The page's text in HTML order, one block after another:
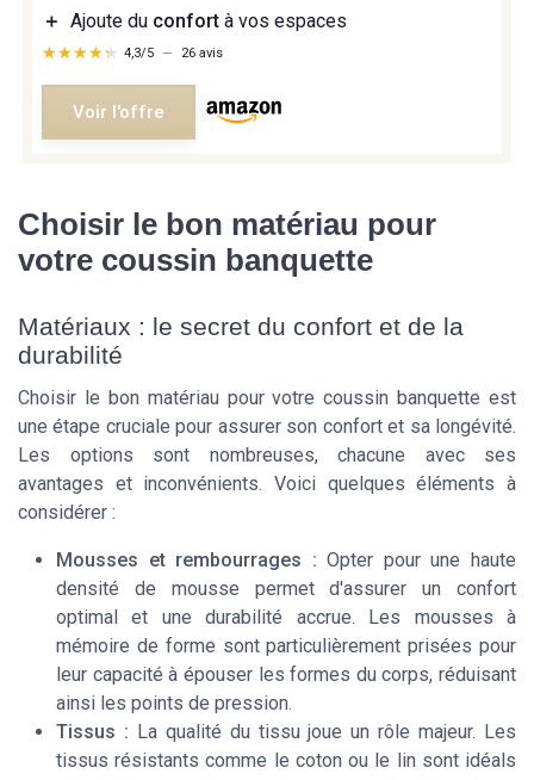
＋ Ajoute du confort à vos espaces
★★★★★
★★★★★ 4,3/5 — 26 avis
Voir l'offre
Choisir le bon matériau pour
votre coussin banquette
Matériaux : le secret du confort et de la
durabilité
Choisir le bon matériau pour votre coussin banquette est
une étape cruciale pour assurer son confort et sa longévité.
Les options sont nombreuses, chacune avec ses
avantages et inconvénients. Voici quelques éléments à
considérer :
Mousses et rembourrages : Opter pour une haute
densité de mousse permet d'assurer un confort
optimal et une durabilité accrue. Les mousses à
mémoire de forme sont particulièrement prisées pour
leur capacité à épouser les formes du corps, réduisant
ainsi les points de pression.
Tissus : La qualité du tissu joue un rôle majeur. Les
tissus résistants comme le coton ou le lin sont idéals